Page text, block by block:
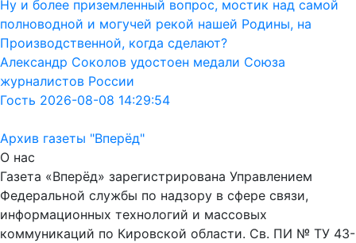
Ну и более приземленный вопрос, мостик над самой
полноводной и могучей рекой нашей Родины, на
Производственной, когда сделают?
Александр Соколов удостоен медали Союза
журналистов России
Гость 2026-08-08 14:29:54
Архив газеты "Вперёд"
О нас
Газета «Вперёд» зарегистрирована Управлением
Федеральной службы по надзору в сфере связи,
информационных технологий и массовых
коммуникаций по Кировской области. Св. ПИ № ТУ 43-